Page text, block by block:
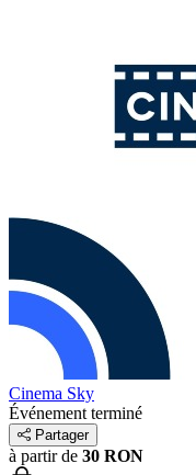
Cinema Sky
Événement terminé
Partager
à partir de 30 RON